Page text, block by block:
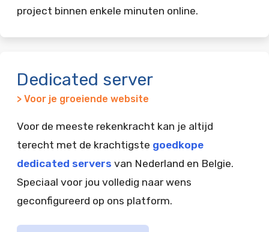
project binnen enkele minuten online.
Dedicated server
> Voor je groeiende website
Voor de meeste rekenkracht kan je altijd
terecht met de krachtigste goedkope
dedicated servers van Nederland en Belgie.
Speciaal voor jou volledig naar wens
geconfigureerd op ons platform.